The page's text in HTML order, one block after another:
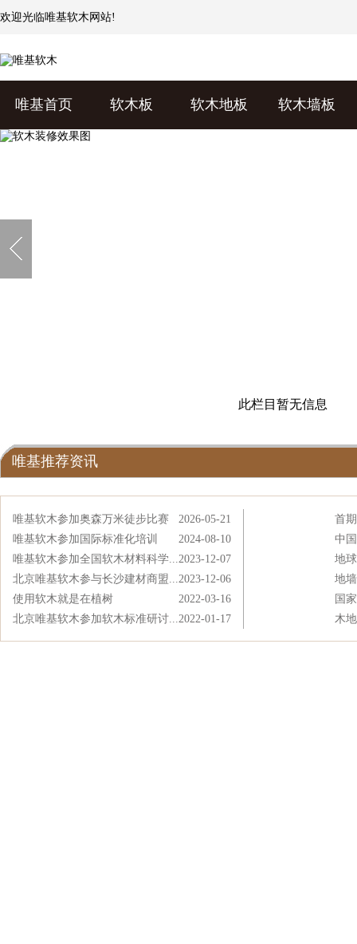
欢迎光临唯基软木 网站!
唯基首页 软木板 软木地板 软木墙板
此栏目暂无信息
唯基推荐资讯
2026-05-21
唯基软木参加奥森万米徒步比赛
2024-08-10
唯基软木参加国际标准化培训
2023-12-07
唯基软木参加全国软木材料科学...
2023-12-06
北京唯基软木参与长沙建材商盟...
2022-03-16
使用软木就是在植树
2022-01-17
北京唯基软木参加软木标准研讨...
首
中
地
地
国
木